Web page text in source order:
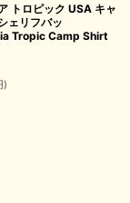
トロピック USA キャ
ェリフバッ
Tropic Camp Shirt
)